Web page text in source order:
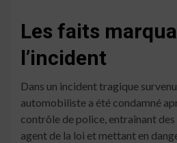
Les faits
l’incident
Dans un incident tragique
automobiliste a été condamné
contrôle de police, entraînant des
agent de la loi et mettant en